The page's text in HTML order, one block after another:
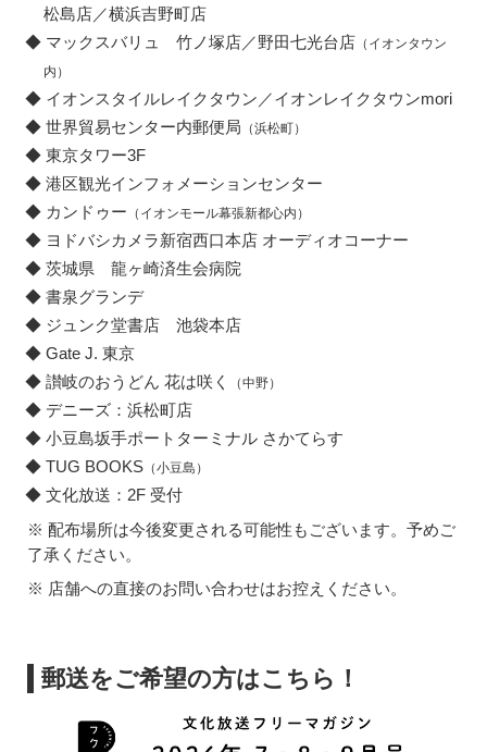
松島店／横浜吉野町店
マックスバリュ 竹ノ塚店／野田七光台店 （イオンタウン
内）
イオンスタイルレイクタウン／イオンレイクタウンmori
世界貿易センター内郵便局 （浜松町）
東京タワー3F
港区観光インフォメーションセンター
カンドゥー （イオンモール幕張新都心内）
ヨドバシカメラ新宿西口本店 オーディオコーナー
茨城県 龍ヶ崎済生会病院
書泉グランデ
ジュンク堂書店 池袋本店
Gate J. 東京
讃岐のおうどん 花は咲く
（中野）
デニーズ：浜松町店
小豆島坂手ポートターミナル さかてらす
TUG BOOKS（小豆島）
文化放送：2F 受付
※ 配布場所は今後変更される可能性もございます。予めご
了承ください。
※ 店舗への直接のお問い合わせはお控えください。
郵送をご希望の方はこちら！